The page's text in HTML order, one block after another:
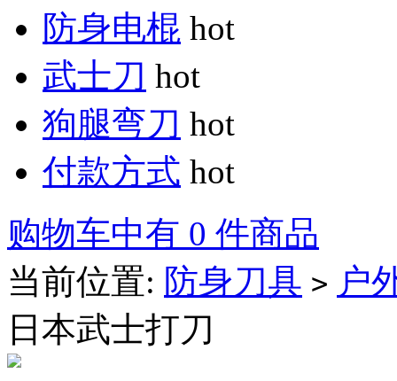
防身电棍 hot
武士刀 hot
狗腿弯刀 hot
付款方式 hot
购物车中有 0 件商品
当前位置: 防身刀具 > 户
日本武士打刀